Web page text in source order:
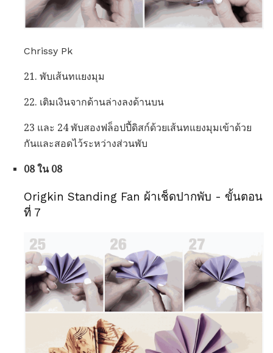
Chrissy Pk
21. พับเส้นทแยงมุม
22. เติมเงินจากด้านล่างลงด้านบน
23 และ 24 พับสองฟล็อปปี้ดิสก์ด้วยเส้นทแยงมุมเข้าด้วย
กันและสอดไว้ระหว่างส่วนพับ
08 ใน 08
Origkin Standing Fan ผ้าเช็ดปากพับ - ขั้นตอน
ที่ 7